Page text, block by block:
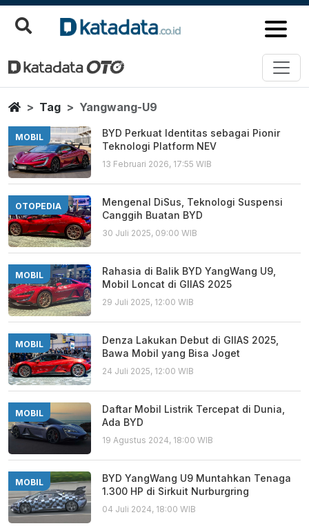
Yangwang U9
Berita Terbaru
HomeTag Yangwang-U9
MOBIL
BYD Perkuat Identitas sebagai Pionir
Teknologi Platform NEV
13 Februari 2026, 17:55 WIB
OTOPEDIA
Mengenal DiSus, Teknologi Suspensi
Canggih Buatan BYD
30 Juli 2025, 09:00 WIB
MOBIL
Rahasia di Balik BYD YangWang U9,
Mobil Loncat di GIIAS 2025
29 Juli 2025, 12:00 WIB
MOBIL
Denza Lakukan Debut di GIIAS 2025,
Bawa Mobil yang Bisa Joget
24 Juli 2025, 12:00 WIB
MOBIL
Daftar Mobil Listrik Tercepat di Dunia,
Ada BYD
19 Agustus 2024, 18:00 WIB
MOBIL
BYD YangWang U9 Muntahkan Tenaga
1.300 HP di Sirkuit Nurburgring
04 Juli 2024, 18:00 WIB